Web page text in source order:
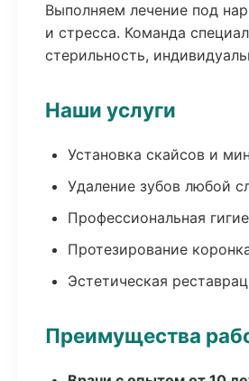
Выполняем лечение под
и стресса. Команда
стерильность,
Наши услуги
Установка скайсов и
Удаление зубов любой
Профессиональная
Протезирование
Эстетическая
Преимущества